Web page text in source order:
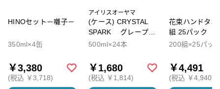
HINOセット－囃子－
350ml×4缶
￥3,380
(税込 ￥3,718)
アイリスオーヤマ
(ケース) CRYSTAL
SPARK グレープソ
ーダ
500ml×24本
￥1,680
(税込 ￥1,814)
花束ハンドタオ
組 25パック
200組×25パッ
￥4,491
(税込 ￥4,940)